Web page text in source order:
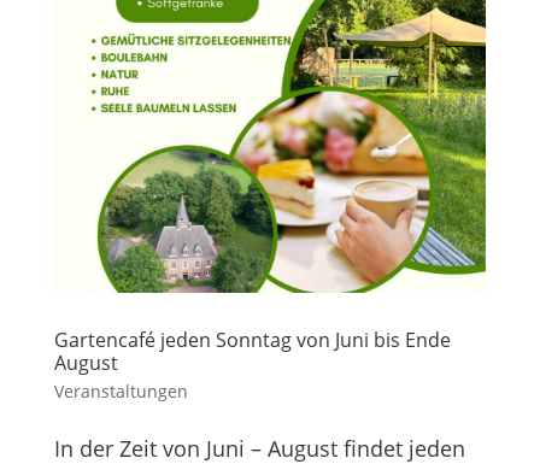
Gartencafé jeden Sonntag von Juni bis Ende
August
Veranstaltungen
In der Zeit von Juni – August findet jeden